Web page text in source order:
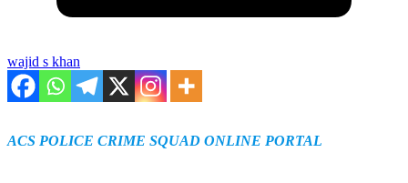
wajid s khan
ACS POLICE CRIME SQUAD ONLINE PORTAL